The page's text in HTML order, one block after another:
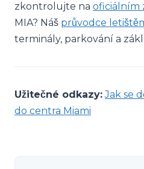
zkontrolujte na oficiálním
MIA? Náš průvodce
terminály, parkování a
Užitečné odkazy: Jak se
do centra Miami